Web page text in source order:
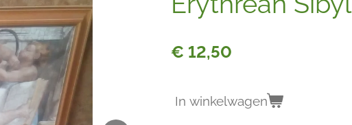
€ 12,50
In winkelwagen